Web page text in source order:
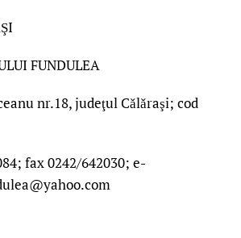
FUNDULEA
nr.18, judeţul Cǎlǎraşi; cod
fax 0242/642030; e-